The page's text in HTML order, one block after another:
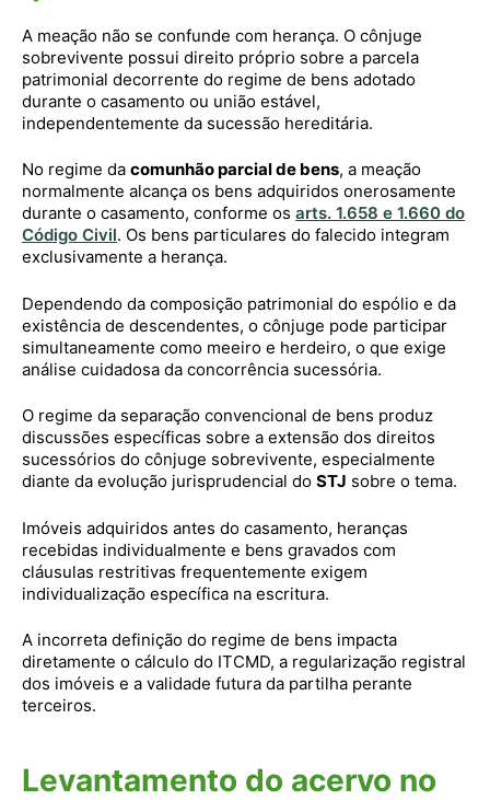
A meação não se confunde com herança. O cônjuge
sobrevivente possui direito próprio sobre a parcela
patrimonial decorrente do regime de bens adotado
durante o casamento ou união estável,
independentemente da sucessão hereditária.
No regime da comunhão parcial de bens, a meação
normalmente alcança os bens adquiridos onerosamente
durante o casamento, conforme os arts. 1.658 e 1.660 do
Código Civil. Os bens particulares do falecido integram
exclusivamente a herança.
Dependendo da composição patrimonial do espólio e da
existência de descendentes, o cônjuge pode participar
simultaneamente como meeiro e herdeiro, o que exige
análise cuidadosa da concorrência sucessória.
O regime da separação convencional de bens produz
discussões específicas sobre a extensão dos direitos
sucessórios do cônjuge sobrevivente, especialmente
diante da evolução jurisprudencial do STJ sobre o tema.
Imóveis adquiridos antes do casamento, heranças
recebidas individualmente e bens gravados com
cláusulas restritivas frequentemente exigem
individualização específica na escritura.
A incorreta definição do regime de bens impacta
diretamente o cálculo do ITCMD, a regularização registral
dos imóveis e a validade futura da partilha perante
terceiros.
Levantamento do acervo no